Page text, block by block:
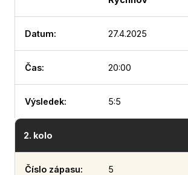
27.4.2025
20:00
5:5
2. kolo
5